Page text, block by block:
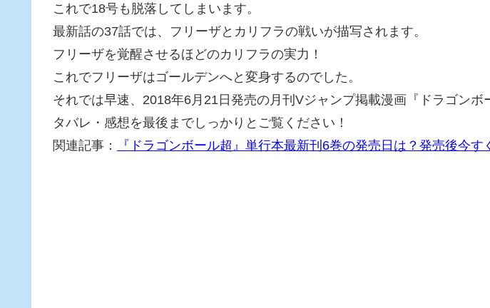
これで18号も脱落してしまいます。
最新話の37話では、フリーザとカリフラの戦いが描写されます。
フリーザを覚醒させるほどのカリフラの実力！
これでフリーザはゴールデンへと変身するのでした。
それでは早速、2018年6月21日発売の月刊Vジャンプ掲載漫画『ドラゴンボ
タバレ・感想を最後までしっかりとご覧ください！
関連記事：
『ドラゴンボール超』単行本最新刊6巻の発売日は？発売後今す